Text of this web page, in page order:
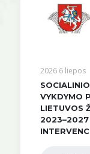
2026 6 liepos
VYKDYMO
LIETUVOS
2023–2027